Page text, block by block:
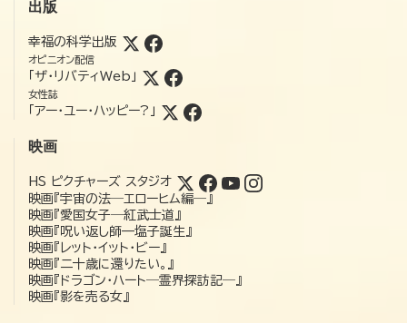
出版
幸福の科学出版
オピニオン配信
「ザ・リバティWeb」
女性誌
「アー・ユー・ハッピー?」
映画
HS ピクチャーズ スタジオ
映画『宇宙の法―エローヒム編―』
映画『愛国女子―紅武士道』
映画『呪い返し師—塩子誕生』
映画『レット・イット・ビー』
映画『二十歳に還りたい。』
映画『ドラゴン・ハート―霊界探訪記―』
映画『影を売る女』